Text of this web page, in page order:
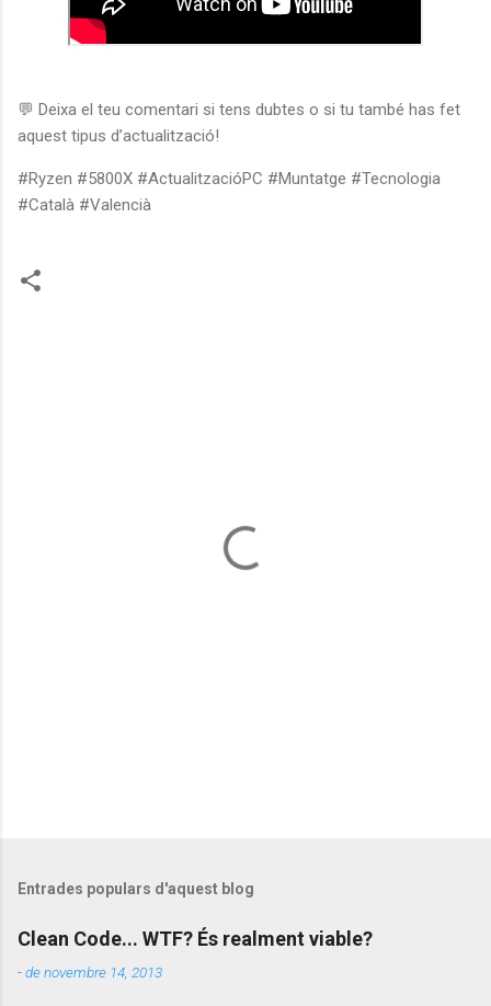
💬 Deixa el teu comentari si tens dubtes o si tu també has fet
aquest tipus d’actualització!
#Ryzen #5800X #ActualitzacióPC #Muntatge #Tecnologia
#Català #Valencià
Entrades populars d'aquest blog
Clean Code... WTF? És realment viable?
-de novembre 14, 2013